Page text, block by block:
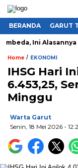
BERANDA GARUT
Ini Alasannya
Home / EKONOMI
IHSG Hari
6.453,25,
Minggu
Warta Garut
Senin, 18 Mei 2026 -